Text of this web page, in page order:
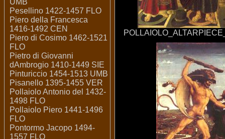
UMB
Pesellino 1422-1457 FLO
Piero della Francesca
1416-1492 CEN
Piero di Cosimo 1462-1521
FLO
Pietro di Giovanni
dAmbrogio 1410-1449 SIE
Pinturiccio 1454-1513 UMB
Pisanello 1395-1455 VER
Pollaiolo Antonio del 1432-
1498 FLO
Pollaiolo Piero 1441-1496
FLO
Pontormo Jacopo 1494-
1557 FLO